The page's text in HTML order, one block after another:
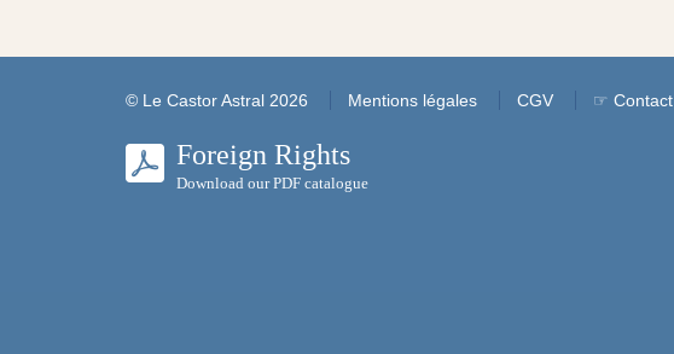
© Le Castor Astral 2026 Mentions légales CGV ☞ Contact
Foreign Rights
Download our PDF catalogue